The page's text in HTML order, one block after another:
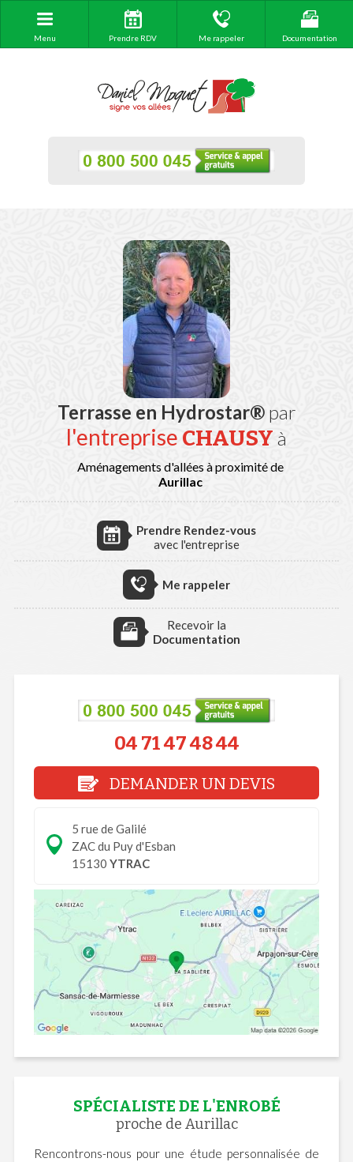
Menu Prendre RDV Me rappeler Documentation
Terrasse en Hydrostar®par
l'entreprise CHAUSY à
Aménagements d'allées à proximité de
Aurillac
Prendre Rendez-vous
avec l'entreprise
Me rappeler
Recevoir la
Documentation
04 71 47 48 44
DEMANDER UN DEVIS
5 rue de Galilé
ZAC du Puy d'Esban
15130 YTRAC
SPÉCIALISTE DE L'ENROBÉ
proche de Aurillac
Rencontrons-nous pour une étude personnalisée de